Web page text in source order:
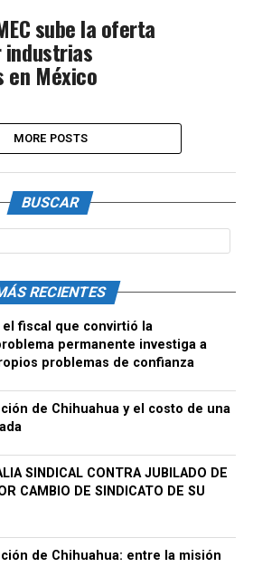
sube la oferta
industrias
México
MORE POSTS
BUSCAR
RECIENTES
fiscal que convirtió la
permanente investiga a
problemas de confianza
de Chihuahua y el costo de una
SINDICAL CONTRA JUBILADO DE
CAMBIO DE SINDICATO DE SU
de Chihuahua: entre la misión